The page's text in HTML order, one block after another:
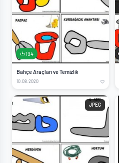
194
Bahçe Araçları ve Temizlik
10.08.2020
JPEG